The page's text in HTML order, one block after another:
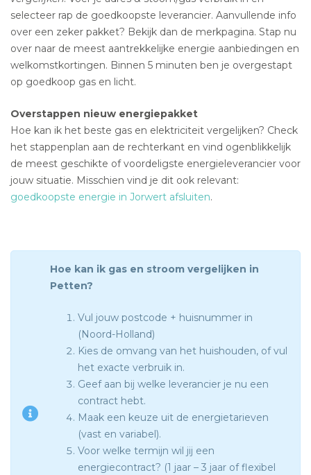
selecteer rap de goedkoopste leverancier. Aanvullende info
over een zeker pakket? Bekijk dan de merkpagina. Stap nu
over naar de meest aantrekkelijke energie aanbiedingen en
welkomstkortingen. Binnen 5 minuten ben je overgestapt
op goedkoop gas en licht.
Overstappen nieuw energiepakket
Hoe kan ik het beste gas en elektriciteit vergelijken? Check
het stappenplan aan de rechterkant en vind ogenblikkelijk
de meest geschikte of voordeligste energieleverancier voor
jouw situatie. Misschien vind je dit ook relevant:
goedkoopste energie in Jorwert afsluiten.
Hoe kan ik gas en stroom vergelijken in
Petten?
Vul jouw postcode + huisnummer in
(Noord-Holland)
Kies de omvang van het huishouden, of vul
het exacte verbruik in.
Geef aan bij welke leverancier je nu een
contract hebt.
Maak een keuze uit de energietarieven
(vast en variabel).
Voor welke termijn wil jij een
energiecontract? (1 jaar – 3 jaar of flexibel